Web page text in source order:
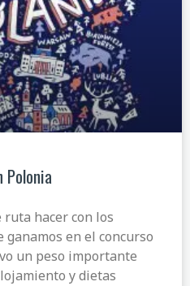
Polonia
ruta hacer con los
en el concurso
un peso importante
y dietas